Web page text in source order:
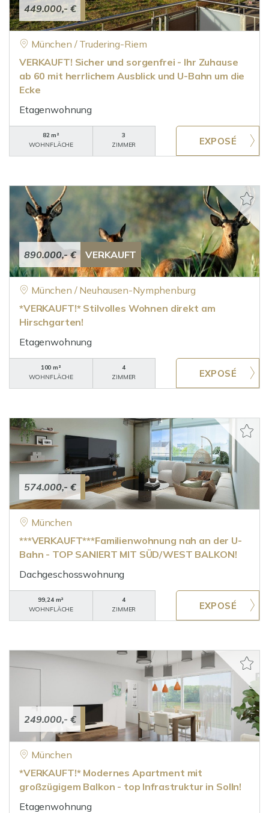
449.000,- €
München / Trudering-Riem
VERKAUFT! Sicher und sorgenfrei - Ihr Zuhause
ab 60 mit herrlichem Ausblick und U-Bahn um die
Ecke
Etagenwohnung
82 m²
WOHNFLÄCHE
3
ZIMMER
890.000,- € VERKAUFT
München / Neuhausen-Nymphenburg
*VERKAUFT!* Stilvolles Wohnen direkt am
Hirschgarten!
Etagenwohnung
100 m²
WOHNFLÄCHE
4
ZIMMER
574.000,- €
München
***VERKAUFT***Familienwohnung nah an der U-
Bahn - TOP SANIERT MIT SÜD/WEST BALKON!
Dachgeschosswohnung
99,24 m²
WOHNFLÄCHE
4
ZIMMER
249.000,- €
München
*VERKAUFT!* Modernes Apartment mit
großzügigem Balkon - top Infrastruktur in Solln!
Etagenwohnung